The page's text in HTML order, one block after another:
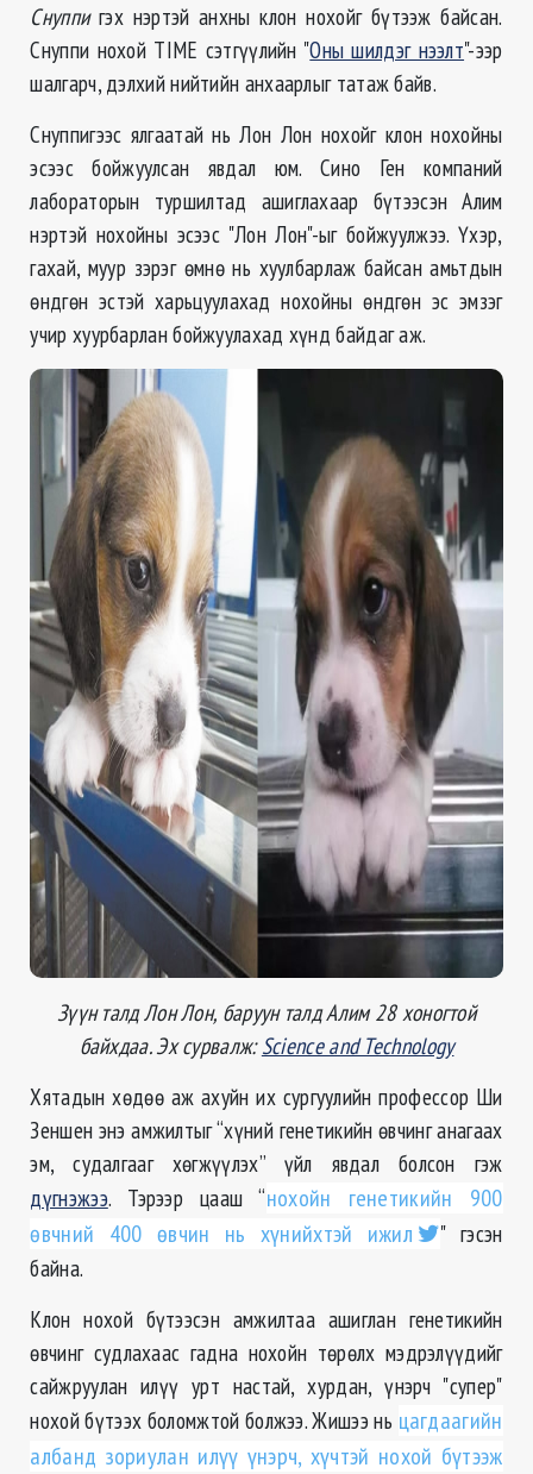
Снуппигэх нэртэй анхны клон нохойг бүтээж байсан.
Снуппи нохой TIME сэтгүүлийн "Оны шилдэг нээлт"-ээр
шалгарч, дэлхий нийтийн анхаарлыг татаж байв.
Снуппигээс ялгаатай нь Лон Лон нохойг клон нохойны
эсээс бойжуулсан явдал юм. Сино Ген компаний
лабораторын туршилтад ашиглахаар бүтээсэн Алим
нэртэй нохойны эсээс "Лон Лон"-ыг бойжуулжээ. Үхэр,
гахай, муур зэрэг өмнө нь хуулбарлаж байсан амьтдын
өндгөн эстэй харьцуулахад нохойны өндгөн эс эмзэг
учир хуурбарлан бойжуулахад хүнд байдаг аж.
Зүүн талд Лон Лон, баруун талд Алим 28 хоногтой
байхдаа. Эх сурвалж:Science and Technology
Хятадын хөдөө аж ахуйн их сургуулийн профессор Ши
Зеншен энэ амжилтыг “хүний генетикийн өвчинг анагаах
эм, судалгааг хөгжүүлэх” үйл явдал болсон гэж
дүгнэжээ. Тэрээр цааш “нохойн генетикийн 900
өвчний 400 өвчин нь хүнийхтэй ижил
" гэсэн
байна.
Клон нохой бүтээсэн амжилтаа ашиглан генетикийн
өвчинг судлахаас гадна нохойн төрөлх мэдрэлүүдийг
сайжруулан илүү урт настай, хурдан, үнэрч "супер"
нохой бүтээх боломжтой болжээ. Жишээ нь цагдаагийн
албанд зориулан илүү үнэрч, хүчтэй нохой бүтээж